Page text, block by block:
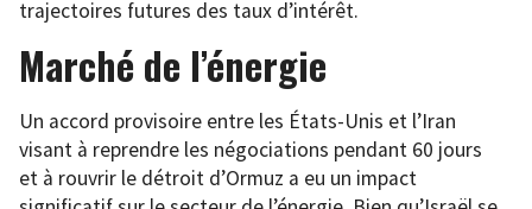
trajectoires futures des taux d’intérêt.
Marché de l’énergie
Un accord provisoire entre les États-Unis et l’Iran
visant à reprendre les négociations pendant 60 jours
et à rouvrir le détroit d’Ormuz a eu un impact